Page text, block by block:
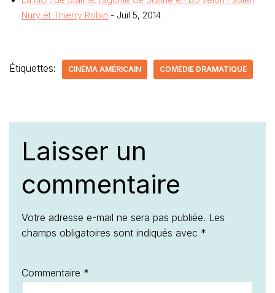
Nury et Thierry Robin - Juil 5, 2014
Étiquettes: CINÉMA AMÉRICAIN COMÉDIE DRAMATIQUE
Laisser un
commentaire
Votre adresse e-mail ne sera pas publiée. Les
champs obligatoires sont indiqués avec *
Commentaire *